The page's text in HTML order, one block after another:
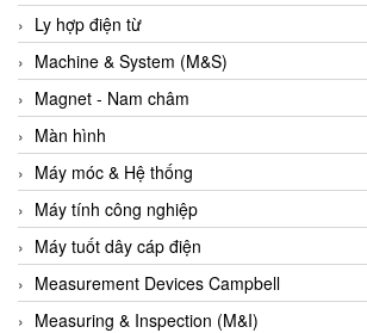
B&R
Babcok wilcox
Baelz Automatic Vietnam
Bahr Modultechnik Vietnam
Balluff
BamBo Vietnam
Barel Vietnam
Barksdale
Bartec
Ly hợp điện từ
Machine & System (M&S)
Magnet - Nam châm
Màn hình
Máy móc & Hệ thống
Máy tính công nghiệp
Máy tuốt dây cáp điện
Measurement Devices Campbell
Measuring & Inspection (M&I)